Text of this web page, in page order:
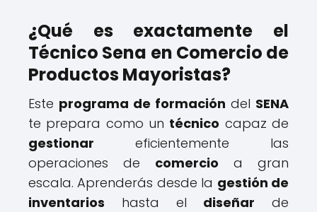
¿Qué es exactamente el
Técnico Sena en Comercio de
Productos Mayoristas?
Este programa de formación del SENA
te prepara como un técnico capaz de
gestionar eficientemente las
operaciones de comercio a gran
escala. Aprenderás desde la gestión de
inventarios hasta el diseñar de